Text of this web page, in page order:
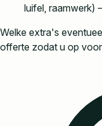
luifel, raamwerk)
Welke extra's
offerte zodat u op